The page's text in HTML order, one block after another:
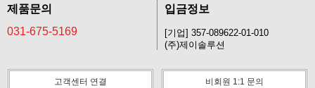
제품문의
031-675-5169
입금정보
[기업] 357-089622-01-010
(주)제이솔루션
고객센터 연결 비회원 1:1 문의